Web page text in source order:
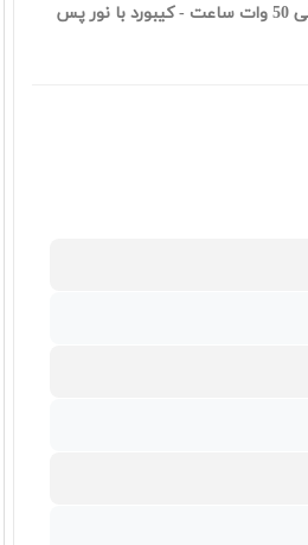
باتری 3 سلولی 50 وات ساعت - کیبورد با نور پس